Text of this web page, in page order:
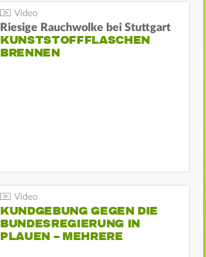
Riesige Rauchwolke bei Stuttgart
KUNSTSTOFFFLASCHEN
BRENNEN
KUNDGEBUNG GEGEN DIE
BUNDESREGIERUNG IN
PLAUEN – MEHRERE